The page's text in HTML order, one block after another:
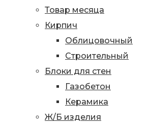
Товар месяца
Кирпич
Облицовочный
Строительный
Блоки для стен
Газобетон
Керамика
Ж/Б изделия